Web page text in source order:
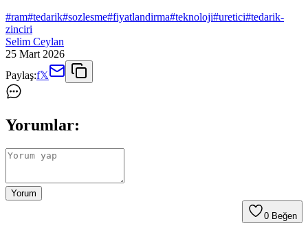
#ram#tedarik#sozlesme#fiyatlandirma#teknoloji#uretici#tedarik-
zinciri
Selim Ceylan
25 Mart 2026
Paylaş:f𝕏
Yorumlar:
Yorum
0 Beğen